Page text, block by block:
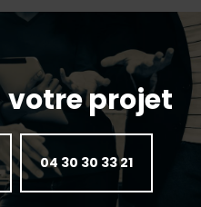
votre projet
04 30 30 33 21